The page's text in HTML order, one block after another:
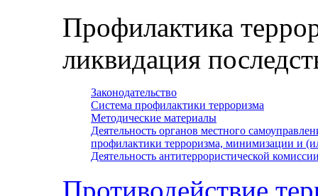
Профилактика
ликвидация
Законодательство
Система профилактики терроризма
Методические материалы
Деятельность органов местного
профилактики терроризма, минимизации и
Деятельность антитеррористической
Противодействие